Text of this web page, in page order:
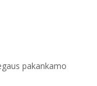
pakankamo